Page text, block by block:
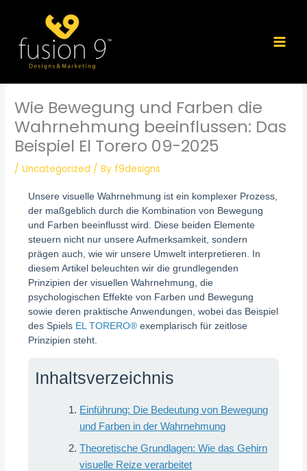
content
Wie Bewegung und Farben die
Wahrnehmung beeinflussen: Das
Beispiel El Torero 09-2025
/Uncategorized / By f9designs
Unsere visuelle Wahrnehmung ist ein komplexer Prozess,
der maßgeblich durch die Kombination von Bewegung
und Farben beeinflusst wird. Diese beiden Elemente
steuern nicht nur unsere Aufmerksamkeit, sondern
prägen auch, wie wir unsere Umwelt interpretieren. In
diesem Artikel beleuchten wir die grundlegenden
Prinzipien der visuellen Wahrnehmung, die
psychologischen Effekte von Farben und Bewegung
sowie deren praktische Anwendungen, wobei das Beispiel
des Spiels EL TORERO® exemplarisch für zeitlose
Prinzipien steht.
Inhaltsverzeichnis
Einführung: Die Bedeutung von Bewegung
und Farben in der Wahrnehmung
Theoretische Grundlagen: Wie das Gehirn
visuelle Reize verarbeitet